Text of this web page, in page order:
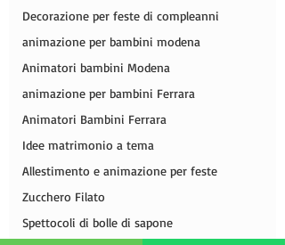
Decorazione per feste di compleanni
animazione per bambini modena
Animatori bambini Modena
animazione per bambini Ferrara
Animatori Bambini Ferrara
Idee matrimonio a tema
Allestimento e animazione per feste
Zucchero Filato
Spettocoli di bolle di sapone